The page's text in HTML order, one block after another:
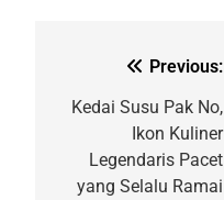
Previous:
Kedai Susu Pak No,
Ikon Kuliner
Legendaris Pacet
yang Selalu Ramai